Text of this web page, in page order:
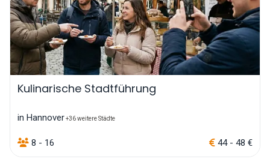
Kulinarische Stadtführung
in Hannover+36 weitere Städte
8 - 16 44 - 48 €